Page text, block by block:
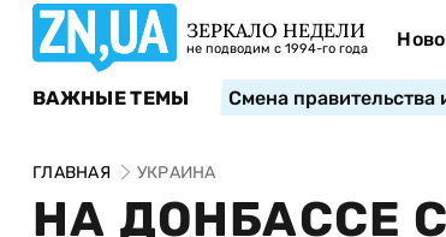
ЗЕРКАЛО НЕДЕЛИ
не подводим с 1994-го года
ВАЖНЫЕ ТЕМЫ Смена правительства
ГЛАВНАЯ УКРАИНА
НА ДОНБАССЕ